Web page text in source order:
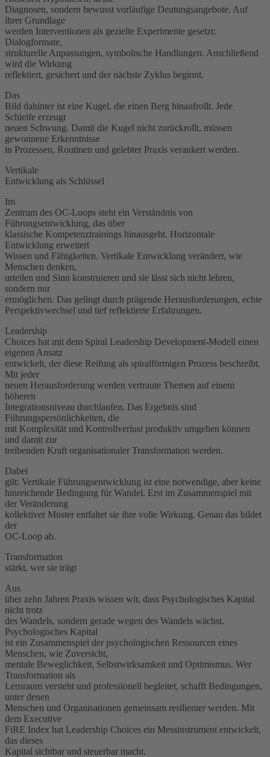
Diagnosen, sondern bewusst vorläufige Deutungsangebote. Auf
ihrer Grundlage
werden Interventionen als gezielte Experimente gesetzt:
Dialogformate,
strukturelle Anpassungen, symbolische Handlungen. Anschließend
wird die Wirkung
reflektiert, gesichert und der nächste Zyklus beginnt.
Das
Bild dahinter ist eine Kugel, die einen Berg hinaufrollt. Jede
Schleife erzeugt
neuen Schwung. Damit die Kugel nicht zurückrollt, müssen
gewonnene Erkenntnisse
in Prozessen, Routinen und gelebter Praxis verankert werden.
Vertikale
Entwicklung als Schlüssel
Im
Zentrum des OC-Loops steht ein Verständnis von
Führungsentwicklung, das über
klassische Kompetenztrainings hinausgeht. Horizontale
Entwicklung erweitert
Wissen und Fähigkeiten. Vertikale Entwicklung verändert, wie
Menschen denken,
urteilen und Sinn konstruieren und sie lässt sich nicht lehren,
sondern nur
ermöglichen. Das gelingt durch prägende Herausforderungen, echte
Perspektivwechsel und tief reflektierte Erfahrungen.
Leadership
Choices hat mit dem Spiral Leadership Development-Modell einen
eigenen Ansatz
entwickelt, der diese Reifung als spiralförmigen Prozess beschreibt.
Mit jeder
neuen Herausforderung werden vertraute Themen auf einem
höheren
Integrationsniveau durchlaufen. Das Ergebnis sind
Führungspersönlichkeiten, die
mit Komplexität und Kontrollverlust produktiv umgehen können
und damit zur
treibenden Kraft organisationaler Transformation werden.
Dabei
gilt: Vertikale Führungsentwicklung ist eine notwendige, aber keine
hinreichende Bedingung für Wandel. Erst im Zusammenspiel mit
der Veränderung
kollektiver Muster entfaltet sie ihre volle Wirkung. Genau das bildet
der
OC-Loop ab.
Transformation
stärkt, wer sie trägt
Aus
über zehn Jahren Praxis wissen wir, dass Psychologisches Kapital
nicht trotz
des Wandels, sondern gerade wegen des Wandels wächst.
Psychologisches Kapital
ist ein Zusammenspiel der psychologischen Ressourcen eines
Menschen, wie Zuversicht,
mentale Beweglichkeit, Selbstwirksamkeit und Optimismus. Wer
Transformation als
Lernraum versteht und professionell begleitet, schafft Bedingungen,
unter denen
Menschen und Organisationen gemeinsam resilienter werden. Mit
dem Executive
FiRE Index hat Leadership Choices ein Messinstrument entwickelt,
das dieses
Kapital sichtbar und steuerbar macht.